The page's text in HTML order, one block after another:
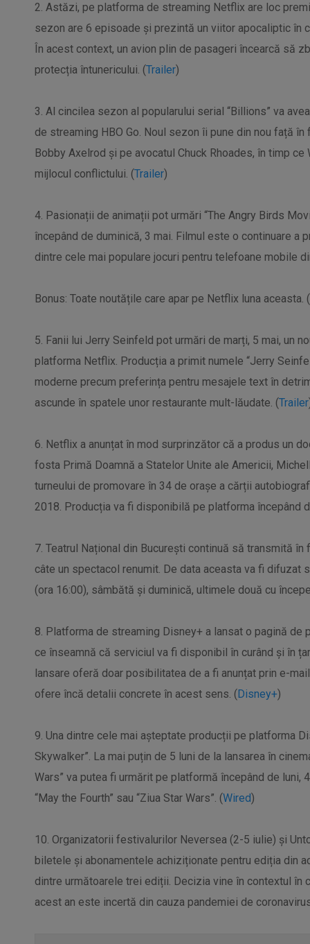
2. Astăzi, pe platforma de streaming Netflix are loc
sezon are 6 episoade și prezintă un viitor apocaliptic în
În acest context, un avion plin de pasageri încearcă să
protecția întunericului. (Trailer)
3. Al cincilea sezon al popularului serial “Billions” va
de streaming HBO Go. Noul sezon îi pune din nou față
Bobby Axelrod și pe avocatul Chuck Rhoades, în timp
mijlocul conflictului. (Trailer)
4. Pasionații de animații pot urmări “The Angry Birds
începând de duminică, 3 mai. Filmul este o continuare a
dintre cele mai populare jocuri pentru telefoane mobile
Bonus: Toate noutățile care apar pe Netflix luna aceasta. (
5. Fanii lui Jerry Seinfeld pot urmări de marți, 5 mai, un
platforma Netflix. Producția a primit numele “Jerry
moderne precum preferința pentru mesajele text în
ascunde în spatele unor restaurante mult-lăudate. (Trailer
6. Netflix a anunțat în mod surprinzător că a produs un
fosta Primă Doamnă a Statelor Unite ale Americii,
turneului de promovare în 34 de orașe a cărții
2018. Producția va fi disponibilă pe platforma începând
7. Teatrul Național din București continuă să transmită în
câte un spectacol renumit. De data aceasta va fi difuzat
(ora 16:00), sâmbătă și duminică, ultimele două cu
8. Platforma de streaming Disney+ a lansat o pagină de
ce înseamnă că serviciul va fi disponibil în curând și în
lansare oferă doar posibilitatea de a fi anunțat prin e-
ofere încă detalii concrete în acest sens. (Disney+)
9. Una dintre cele mai așteptate producții pe platforma
Skywalker”. La mai puțin de 5 luni de la lansarea în
Wars” va putea fi urmărit pe platformă începând de luni,
“May the Fourth” sau “Ziua Star Wars”. (Wired)
10. Organizatorii festivalurilor Neversea (2-5 iulie) și
biletele și abonamentele achiziționate pentru ediția din
dintre următoarele trei ediții. Decizia vine în contextul
acest an este incertă din cauza pandemiei de